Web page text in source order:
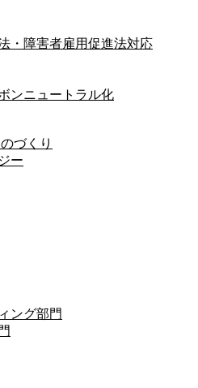
・障害者雇用促進法対応
ンニュートラル化
づくり
ー
ング部門